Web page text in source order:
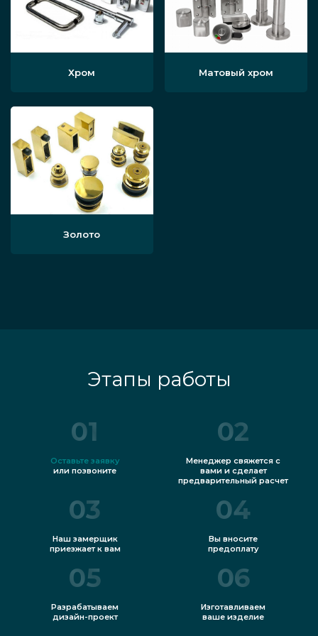
Узнайте у наших консультантов, сколько
стоит изготовленная по вашим параметрам
перегородка и другие форматы изделий.
Как сделать заказ
Чтобы сделать заказ на перегородку,
начните со звонка по указанному на
Далее к вам на объект выедет
параметры стеклянного изделия,
которое будет изготовлено в
дальнейшем.
Специалисты компании приступают к
созданию дизайн-проекта. Когда он
готов и согласован, начинается
непосредственное производство.
После этого специалист компании
Хром Матовый хром
Золото
Этапы работы
01
Оставьте заявку
или позвоните
02
Менеджер свяжется с
вами и сделает
предварительный расчет
03
Наш замерщик
приезжает к вам
04
Вы вносите
предоплату
05
Разрабатываем
дизайн-проект
06
Изготавливаем
ваше изделие